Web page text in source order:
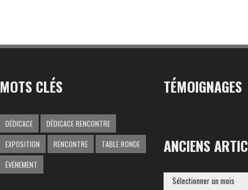
MOTS CLÉS
DÉDICACE DÉDICACE RENCONTRE
EXPOSITION RENCONTRE TABLE RONDE
ÉVÉNEMENT
TÉMOIGNAGES
ANCIENS
ANCIENS